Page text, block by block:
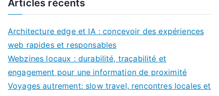
Articles récents
Architecture edge et IA : concevoir des expériences
web rapides et responsables
Webzines locaux : durabilité, traçabilité et
engagement pour une information de proximité
Voyages autrement: slow travel, rencontres locales et